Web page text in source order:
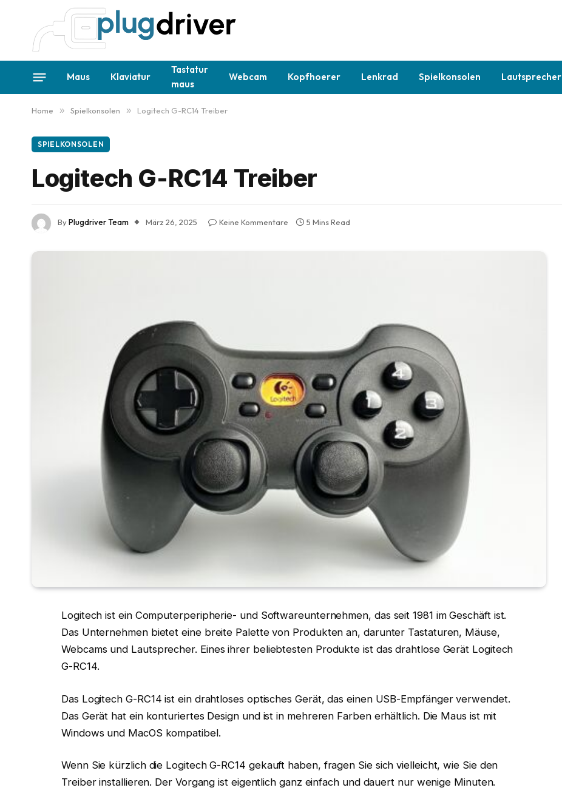
Maus Klaviatur
Tastatur
maus
Webcam Kopfhoerer Lenkrad Spielkonsolen Lautsprecher
Home » Spielkonsolen » Logitech G-RC14 Treiber
SPIELKONSOLEN
Logitech G-RC14 Treiber
ByPlugdriver Team März 26, 2025 Keine Kommentare 5 Mins Read
Logitech ist ein Computerperipherie- und Softwareunternehmen, das seit 1981 im Geschäft ist.
Das Unternehmen bietet eine breite Palette von Produkten an, darunter Tastaturen, Mäuse,
Webcams und Lautsprecher. Eines ihrer beliebtesten Produkte ist das drahtlose Gerät Logitech
G-RC14.
Das Logitech G-RC14 ist ein drahtloses optisches Gerät, das einen USB-Empfänger verwendet.
Das Gerät hat ein konturiertes Design und ist in mehreren Farben erhältlich. Die Maus ist mit
Windows und MacOS kompatibel.
Wenn Sie kürzlich die Logitech G-RC14 gekauft haben, fragen Sie sich vielleicht, wie Sie den
Treiber installieren. Der Vorgang ist eigentlich ganz einfach und dauert nur wenige Minuten.